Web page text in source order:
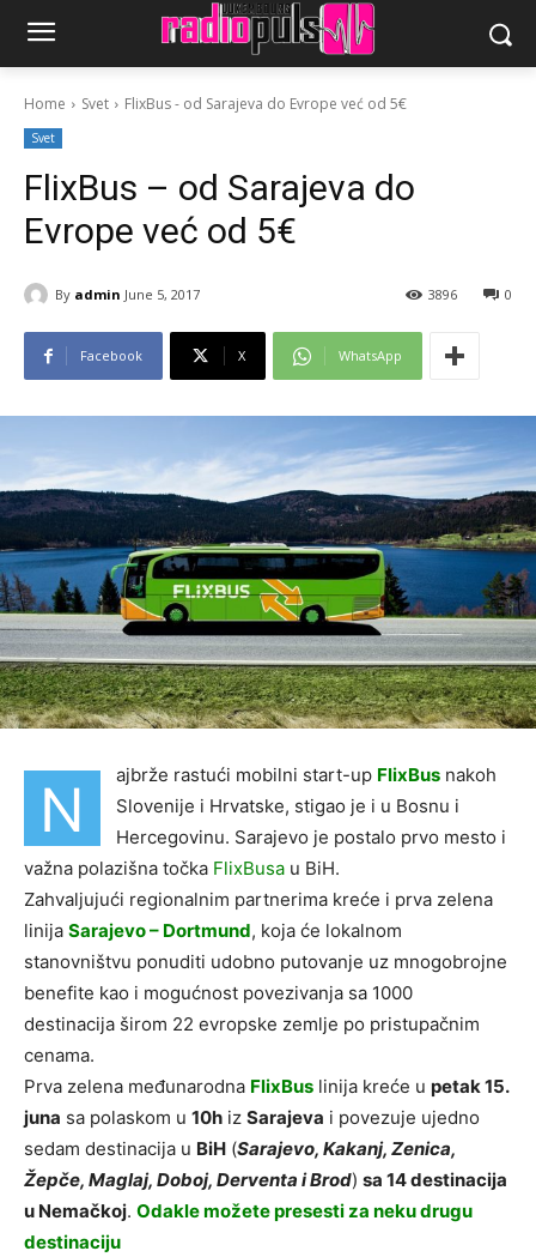
Home Svet FlixBus - od Sarajeva do Evrope već od 5€
Svet
FlixBus – od Sarajeva do
Evrope već od 5€
By admin June 5, 2017 0
3896
Facebook X WhatsApp
N ajbrže rastući mobilni start-up FlixBus nakoh
Slovenije i Hrvatske, stigao je i u Bosnu i
Hercegovinu. Sarajevo je postalo prvo mesto i
važna polazišna točka FlixBusa u BiH.
Zahvaljujući regionalnim partnerima kreće i prva zelena
linija Sarajevo – Dortmund, koja će lokalnom
stanovništvu ponuditi udobno putovanje uz mnogobrojne
benefite kao i mogućnost povezivanja sa 1000
destinacija širom 22 evropske zemlje po pristupačnim
cenama.
Prva zelena međunarodna FlixBus linija kreće u petak 15.
juna sa polaskom u 10h iz Sarajeva i povezuje ujedno
sedam destinacija u BiH (Sarajevo, Kakanj, Zenica,
Žepče, Maglaj, Doboj, Derventa i Brod) sa 14 destinacija
u Nemačkoj. Odakle možete presesti za neku drugu
destinaciju